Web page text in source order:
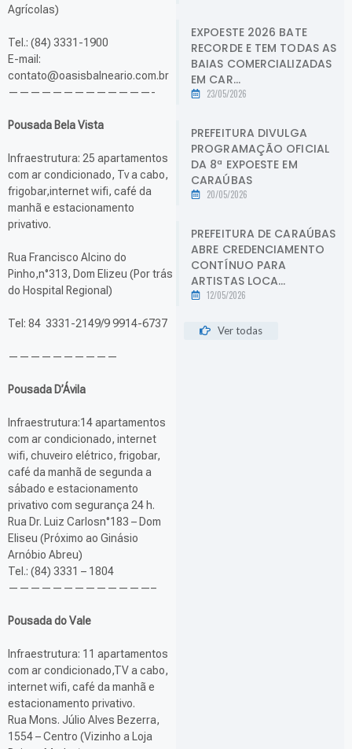
Agrícolas)
Tel.: (84) 3331-1900
E-mail:
contato@oasisbalneario.com.br
—————————————-
Pousada Bela Vista
Infraestrutura: 25 apartamentos
com ar condicionado, Tv a cabo,
frigobar,internet wifi, café da
manhã e estacionamento
privativo.
Rua Francisco Alcino do
Pinho,n°313, Dom Elizeu (Por trás
do Hospital Regional)
Tel: 84 3331-2149/9 9914-6737
——————————
Pousada D’Ávila
Infraestrutura:14 apartamentos
com ar condicionado, internet
wifi, chuveiro elétrico, frigobar,
café da manhã de segunda a
sábado e estacionamento
privativo com segurança 24 h.
Rua Dr. Luiz Carlosn°183 – Dom
Eliseu (Próximo ao Ginásio
Arnóbio Abreu)
Tel.: (84) 3331 – 1804
—————————————–
Pousada do Vale
Infraestrutura: 11 apartamentos
com ar condicionado,TV a cabo,
internet wifi, café da manhã e
estacionamento privativo.
Rua Mons. Júlio Alves Bezerra,
1554 – Centro (Vizinho a Loja
EXPOESTE 2026 BATE
RECORDE E TEM TODAS AS
BAIAS COMERCIALIZADAS
EM CAR...
23/05/2026
PREFEITURA DIVULGA
PROGRAMAÇÃO OFICIAL
DA 8ª EXPOESTE EM
CARAÚBAS
20/05/2026
PREFEITURA DE CARAÚBAS
ABRE CREDENCIAMENTO
CONTÍNUO PARA
ARTISTAS LOCA...
12/05/2026
Ver todas